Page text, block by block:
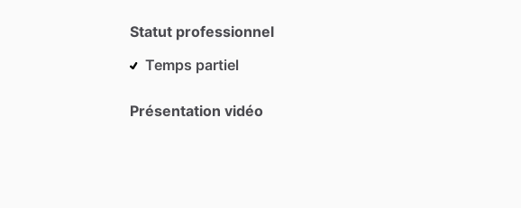
Statut professionnel
Temps partiel
Présentation vidéo